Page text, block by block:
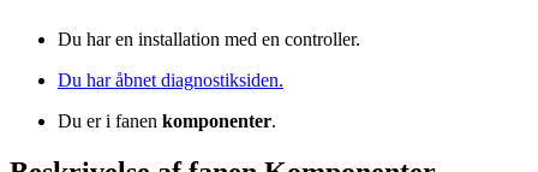
Du har en installation med en controller.
Du har åbnet diagnostiksiden.
Du er i fanen komponenter.